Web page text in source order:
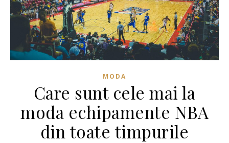
MODA
Care sunt cele mai la
moda echipamente NBA
din toate timpurile